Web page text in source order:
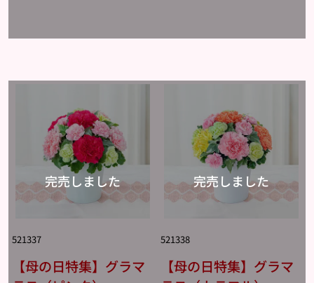
521337
【母の日特集】グラマ
521338
【母の日特集】グラマ